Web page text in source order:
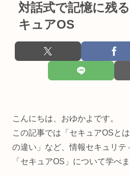
対話式で記憶に残
キュアOS
こんにちは、おゆかよです。
この記事では「セキュアOSと
の違い」など、情報セキュリテ
「セキュアOS」について学べ